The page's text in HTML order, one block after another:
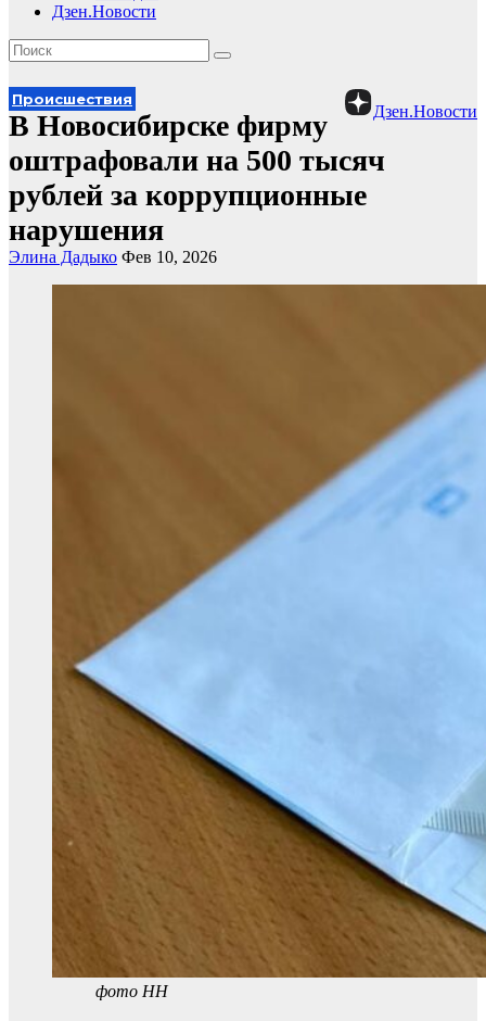
Дзен.Новости
Дзен.Новости
Происшествия
В Новосибирске фирму
оштрафовали на 500 тысяч
рублей за коррупционные
нарушения
Элина Дадыко Фев 10, 2026
фото НН